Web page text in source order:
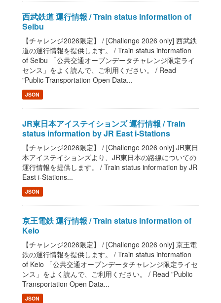
西武鉄道 運行情報 / Train status information of
Seibu
【チャレンジ2026限定】 / [Challenge 2026 only] 西武鉄
道の運行情報を提供します。 / Train status information
of Seibu 「公共交通オープンデータチャレンジ限定ライ
センス」をよく読んで、ご利用ください。 / Read
"Public Transportation Open Data...
JSON
JR東日本アイステイションズ 運行情報 / Train
status information by JR East i-Stations
【チャレンジ2026限定】 / [Challenge 2026 only] JR東日
本アイステイションズより、JR東日本の路線についての
運行情報を提供します。 / Train status information by JR
East i-Stations...
JSON
京王電鉄 運行情報 / Train status information of
Keio
【チャレンジ2026限定】 / [Challenge 2026 only] 京王電
鉄の運行情報を提供します。 / Train status information
of Keio 「公共交通オープンデータチャレンジ限定ライセ
ンス」をよく読んで、ご利用ください。 / Read "Public
Transportation Open Data...
JSON